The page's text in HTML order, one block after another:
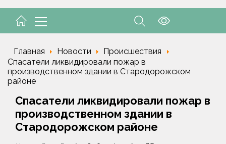
Главная Новости
Происшествия
Спасатели ликвидировали пожар в
производственном здании в Стародорожском
районе
Спасатели ликвидировали пожар в
производственном здании в
Стародорожском районе